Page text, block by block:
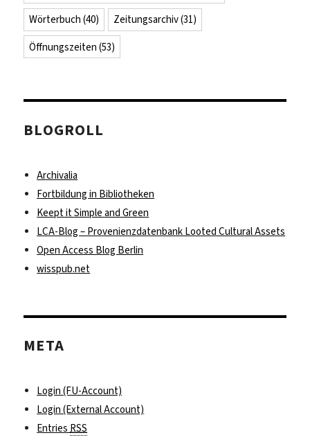
Wörterbuch (40) Zeitungsarchiv(31)
Öffnungszeiten (53)
BLOGROLL
Archivalia
Fortbildung in Bibliotheken
Keept it Simple and Green
LCA-Blog – Provenienzdatenbank Looted Cultural Assets
Open Access Blog Berlin
wisspub.net
META
Login (FU-Account)
Login (External Account)
EntriesRSS